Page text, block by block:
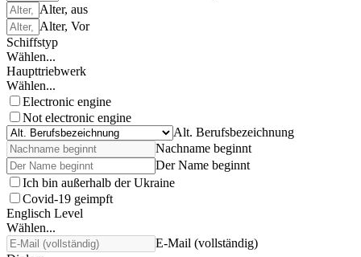
Alter, aus
Alter, Vor
Schiffstyp
Wählen...
Haupttriebwerk
Wählen...
Electronic engine
Not electronic engine
Alt. Berufsbezeichnung
Nachname beginnt
Der Name beginnt
Ich bin außerhalb der Ukraine
Covid-19 geimpft
Englisch Level
Wählen...
E-Mail (vollständig)